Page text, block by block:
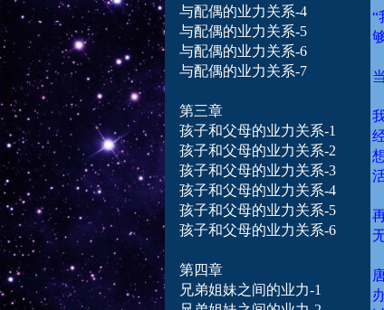
与配偶的业力关系-4
与配偶的业力关系-5
与配偶的业力关系-6
与配偶的业力关系-7
第三章
孩子和父母的业力关系-1
孩子和父母的业力关系-2
孩子和父母的业力关系-3
孩子和父母的业力关系-4
孩子和父母的业力关系-5
孩子和父母的业力关系-6
第四章
兄弟姐妹之间的业力-1
“